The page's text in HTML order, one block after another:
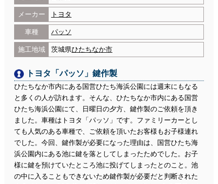
メーカー トヨタ
車種 パッソ
施工地域 茨城県ひたちなか市
トヨタ「パッソ」鍵作製
ひたちなか市内にある国営ひたち海浜公園には週末にもなる
と多くの人が訪れます。そんな、ひたちなか市内にある国営
ひたち海浜公園にて、日曜日の夕方、鍵作製のご依頼を頂き
ました。車種はトヨタ「パッソ」です。ファミリーカーとし
ても人気のある車種で、ご依頼を頂いたお客様もお子様連れ
でした。今回、鍵作製が必要になった理由は、国営ひたち海
浜公園内にある池に鍵を落としてしまったためでした。お子
様に鍵を預けていたところ池に投げてしまったとのこと。池
の中に入ることもできないため鍵作製が必要だと判断された